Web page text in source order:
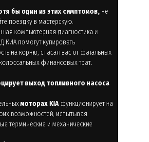
бы один из этих симптомов, не
поездку в мастерскую.
компьютерная диагностика и
КИА помогут купировать
на корню, спасая вас от фатальных
финансовых трат.
выход топливного насоса
моторах KIA функционирует на
возможностей, испытывая
термические и механические